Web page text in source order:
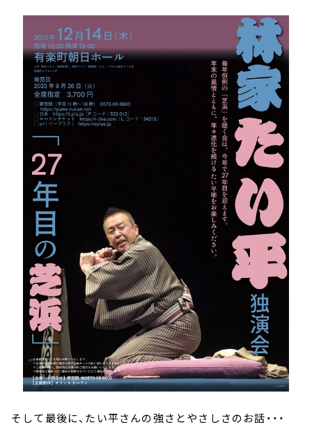
そして最後に、たい平さんの強さとやさしさのお話・・・